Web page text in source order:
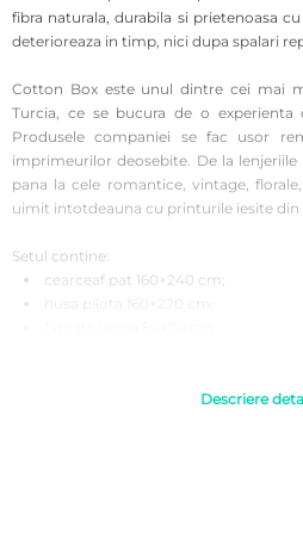
fibra naturala, durabila si prietenoasa
deterioreaza in timp, nici dupa spalari
Cotton Box este unul dintre cei mai
Turcia, ce se bucura de o
Produsele companiei se fac usor
imprimeurilor deosebite. De la
pana la cele romantice, vintage,
uimit intotdeauna cu printurile iesite din
Setul contine:
cearceaf pat 160×240 cm;
Se recomanda a fi spalata inainte
Descriere